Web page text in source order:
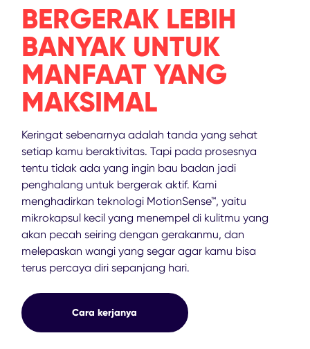
BERGERAK LEBIH
BANYAK UNTUK
MANFAAT YANG
MAKSIMAL
Keringat sebenarnya adalah tanda yang sehat
setiap kamu beraktivitas. Tapi pada prosesnya
tentu tidak ada yang ingin bau badan jadi
penghalang untuk bergerak aktif. Kami
menghadirkan teknologi MotionSense™, yaitu
mikrokapsul kecil yang menempel di kulitmu yang
akan pecah seiring dengan gerakanmu, dan
melepaskan wangi yang segar agar kamu bisa
terus percaya diri sepanjang hari.
Cara kerjanya